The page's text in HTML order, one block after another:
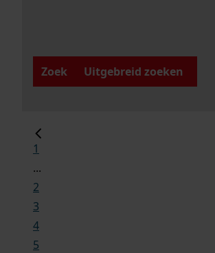
Zoek
Uitgebreid zoeken
1
...
2
3
4
5